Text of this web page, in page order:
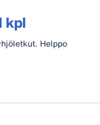
kpl
Helppo